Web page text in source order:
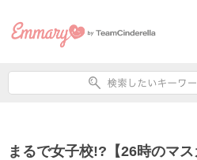
まるで女子校!?【26時のマ